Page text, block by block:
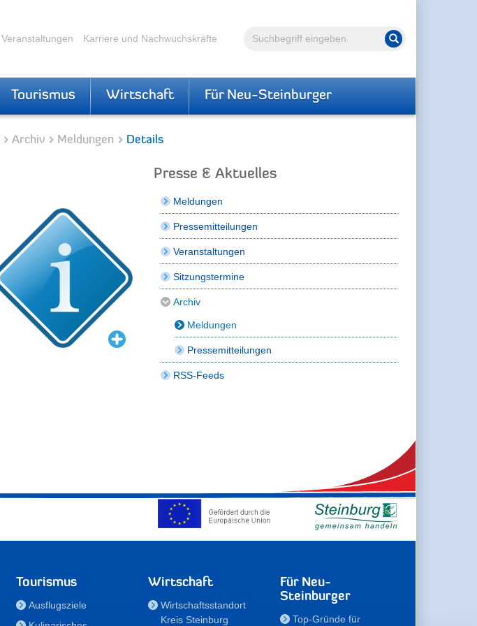
Volltextsuche Suche starten
Veranstaltungen Karriere und Nachwuchskräfte
Tourismus Wirtschaft Für Neu-Steinburger
Archiv Meldungen Details
Presse & Aktuelles
Meldungen
Pressemitteilungen
Veranstaltungen
Sitzungstermine
Archiv
Meldungen
Pressemitteilungen
RSS-Feeds
Tourismus
Ausflugsziele
Wirtschaft
Wirtschaftsstandort
Kreis Steinburg
Für Neu-
Steinburger
Top-Gründe für